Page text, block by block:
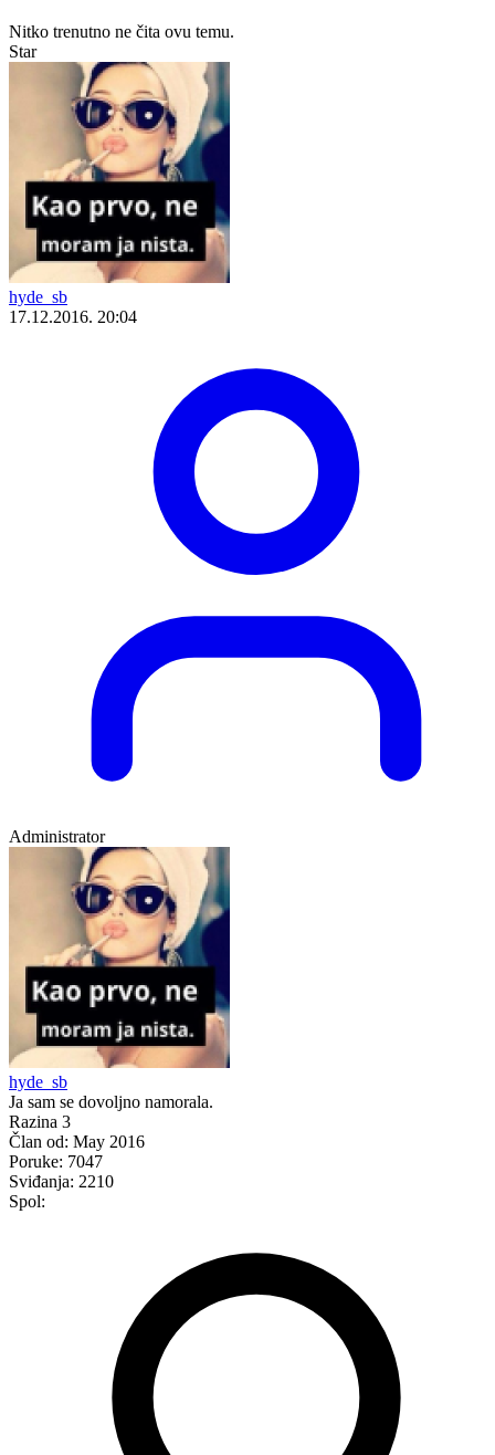
Nitko trenutno ne čita ovu temu.
Star
hyde_sb
17.12.2016. 20:04
Administrator
hyde_sb
Ja sam se dovoljno namorala.
Razina 3
Član od: May 2016
Poruke: 7047
Sviđanja: 2210
Spol: